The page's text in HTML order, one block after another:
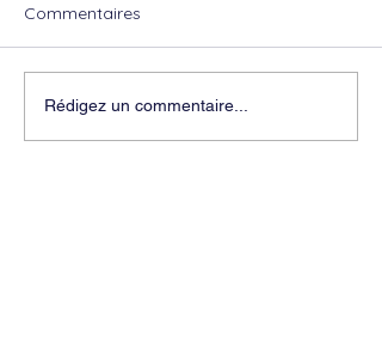
Commentaires
Rédigez un commentaire...